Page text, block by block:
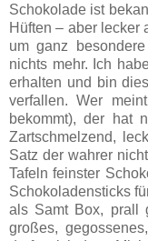
Schokolade ist
Hüften – aber lecker
um ganz
nichts mehr. Ich
erhalten und bin
verfallen. Wer
bekommt), der hat
Zartschmelzend,
Satz der wahrer
Tafeln feinster
Schokoladensticks
als Samt Box, prall
großes,